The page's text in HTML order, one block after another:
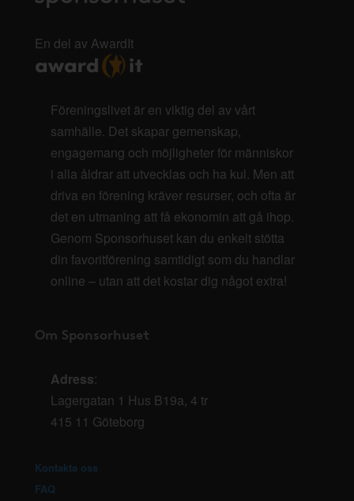
En del av AwardIt
Föreningslivet är en viktig del av vårt
samhälle. Det skapar gemenskap,
engagemang och möjligheter för människor
i alla åldrar att utvecklas och ha kul. Men att
driva en förening kräver resurser, och ofta är
det en utmaning att få ekonomin att gå ihop.
Genom Sponsorhuset kan du enkelt stötta
din favoritförening samtidigt som du handlar
online – utan att det kostar dig något extra!
Om Sponsorhuset
Adress:
Lagergatan 1 Hus B19a, 4 tr
415 11 Göteborg
Kontakta oss
FAQ